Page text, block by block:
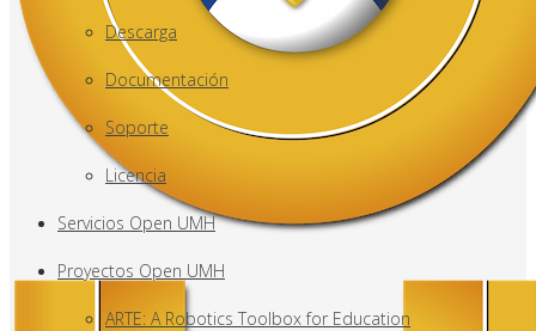
Descarga
Documentación
Soporte
Licencia
Servicios Open UMH
Proyectos Open UMH
ARTE: A Robotics Toolbox for Education